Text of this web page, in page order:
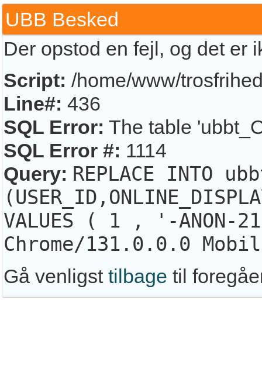
UBB Besked
Der opstod en fejl, og det
Script: /home/www/
Line#: 436
SQL Error: The table
SQL Error #: 1114
Query: REPLACE INTO
VALUES ( 1 , '-
Chrome/131.0.0.0
Gå venligst tilbage til